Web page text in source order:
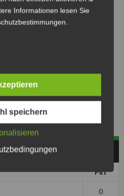
Pkt
0
Informationen lesen Sie
speichern